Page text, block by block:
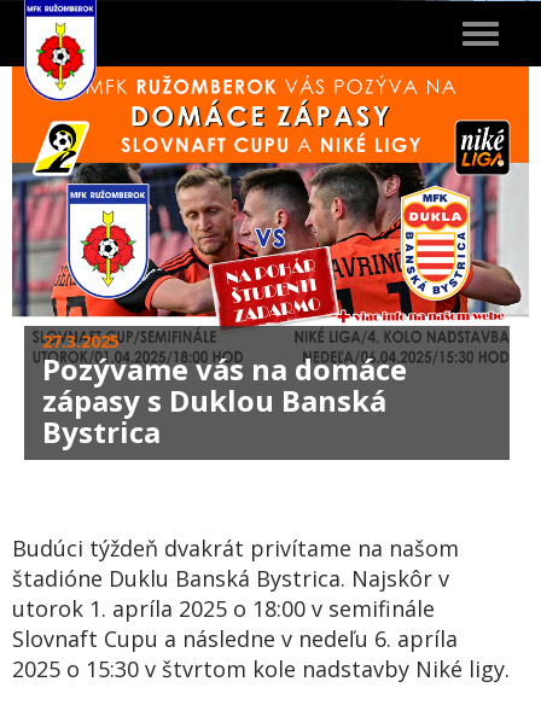
Toggle
27.3.2025
Pozývame vás na domáce
zápasy s Duklou Banská
Bystrica
Budúci týždeň dvakrát privítame na našom
štadióne Duklu Banská Bystrica. Najskôr v
utorok 1. apríla 2025 o 18:00 v semifinále
Slovnaft Cupu a následne v nedeľu 6. apríla
2025 o 15:30 v štvrtom kole nadstavby Niké ligy.